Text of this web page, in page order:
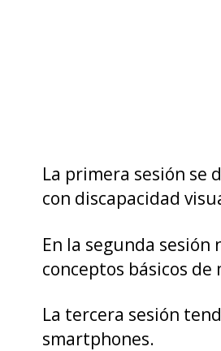
La primera sesión se
con discapacidad
En la segunda sesión
conceptos básicos
La tercera sesión
smartphones.